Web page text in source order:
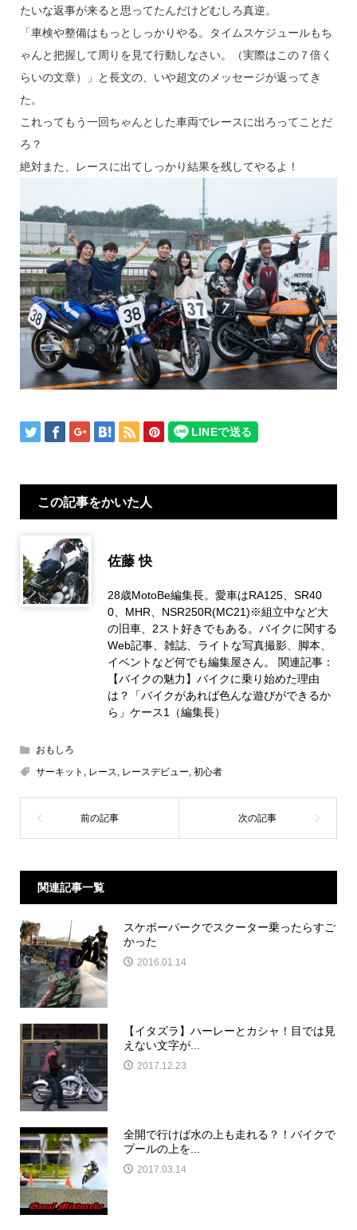
たいな返事が来ると思ってたんだけどむしろ真逆。
「車検や整備はもっとしっかりやる。タイムスケジュールもち
ゃんと把握して周りを見て行動しなさい。（実際はこの７倍く
らいの文章）」と長文の、いや超文のメッセージが返ってき
た。
これってもう一回ちゃんとした車両でレースに出ろってことだ
ろ？
絶対また、レースに出てしっかり結果を残してやるよ！
この記事をかいた人
佐藤 快
28歳MotoBe編集長。愛車はRA125、SR40
0、MHR、NSR250R(MC21)※組立中など大
の旧車、2スト好きでもある。バイクに関する
Web記事、雑誌、ライトな写真撮影、脚本、
イベントなど何でも編集屋さん。 関連記事：
【バイクの魅力】バイクに乗り始めた理由
は？「バイクがあれば色んな遊びができるか
ら」ケース1（編集長）
おもしろ
サーキット , レース, レースデビュー, 初心者
関連記事一覧
スケボーパークでスクーター乗ったらすご
かった
2016.01.14
【イタズラ】ハーレーとカシャ！目では見
えない文字が...
2017.12.23
全開で行けば水の上も走れる？！バイクで
プールの上を...
2017.03.14